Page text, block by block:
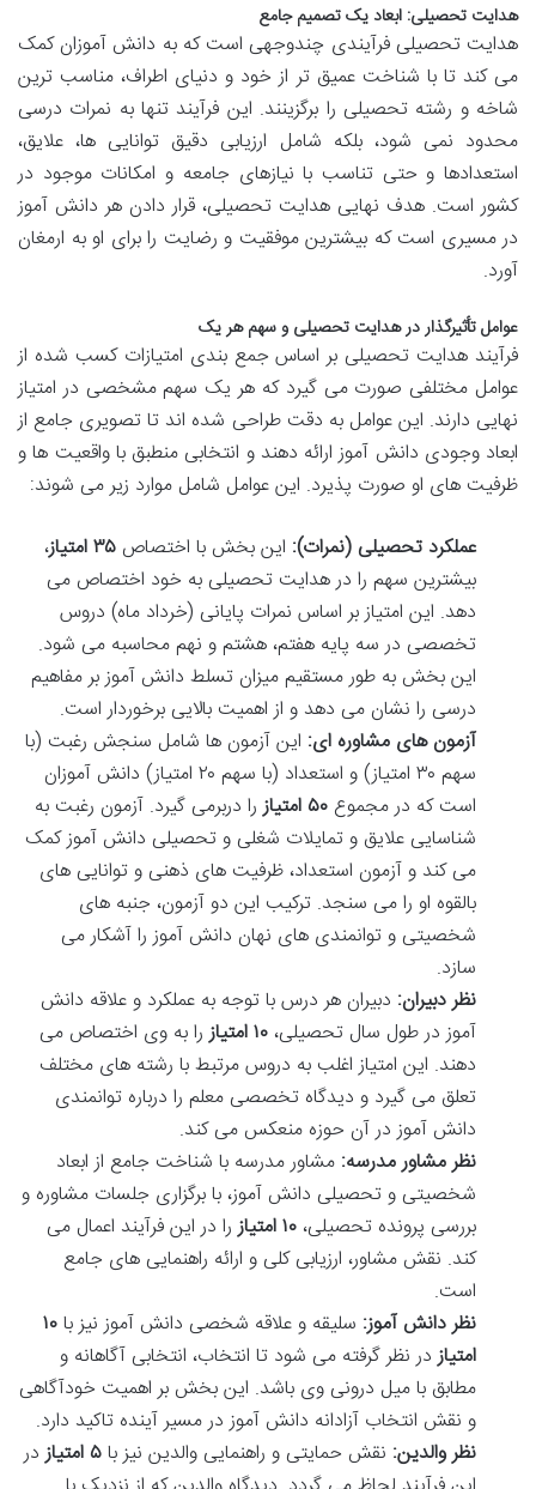
هدایت تحصیلی: ابعاد یک تصمیم جامع
هدایت تحصیلی فرآیندی چندوجهی است که به دانش آموزان کمک
می کند تا با شناخت عمیق تر از خود و دنیای اطراف، مناسب ترین
شاخه و رشته تحصیلی را برگزینند. این فرآیند تنها به نمرات درسی
محدود نمی شود، بلکه شامل ارزیابی دقیق توانایی ها، علایق،
استعدادها و حتی تناسب با نیازهای جامعه و امکانات موجود در
کشور است. هدف نهایی هدایت تحصیلی، قرار دادن هر دانش آموز
در مسیری است که بیشترین موفقیت و رضایت را برای او به ارمغان
آورد.
عوامل تأثیرگذار در هدایت تحصیلی و سهم هر یک
فرآیند هدایت تحصیلی بر اساس جمع بندی امتیازات کسب شده از
عوامل مختلفی صورت می گیرد که هر یک سهم مشخصی در امتیاز
نهایی دارند. این عوامل به دقت طراحی شده اند تا تصویری جامع از
ابعاد وجودی دانش آموز ارائه دهند و انتخابی منطبق با واقعیت ها و
ظرفیت های او صورت پذیرد. این عوامل شامل موارد زیر می شوند:
عملکرد تحصیلی (نمرات): این بخش با اختصاص ۳۵ امتیاز
،
بیشترین سهم را در هدایت تحصیلی به خود اختصاص می
دهد. این امتیاز بر اساس نمرات پایانی (خرداد ماه) دروس
تخصصی در سه پایه هفتم، هشتم و نهم محاسبه می شود.
این بخش به طور مستقیم میزان تسلط دانش آموز بر مفاهیم
درسی را نشان می دهد و از اهمیت بالایی برخوردار است.
آزمون های مشاوره ای: این آزمون ها شامل سنجش رغبت (با
سهم ۳۰ امتیاز) و استعداد (با سهم ۲۰ امتیاز) دانش آموزان
است که در مجموع ۵۰ امتیاز
را دربرمی گیرد. آزمون رغبت به
شناسایی علایق و تمایلات شغلی و تحصیلی دانش آموز کمک
می کند و آزمون استعداد، ظرفیت های ذهنی و توانایی های
بالقوه او را می سنجد. ترکیب این دو آزمون، جنبه های
شخصیتی و توانمندی های نهان دانش آموز را آشکار می
سازد.
نظر دبیران: دبیران هر درس با توجه به عملکرد و علاقه دانش
آموز در طول سال تحصیلی، ۱۰ امتیاز
را به وی اختصاص می
دهند. این امتیاز اغلب به دروس مرتبط با رشته های مختلف
تعلق می گیرد و دیدگاه تخصصی معلم را درباره توانمندی
دانش آموز در آن حوزه منعکس می کند.
نظر مشاور مدرسه: مشاور مدرسه با شناخت جامع از ابعاد
شخصیتی و تحصیلی دانش آموز، با برگزاری جلسات مشاوره و
بررسی پرونده تحصیلی، ۱۰ امتیاز
را در این فرآیند اعمال می
کند. نقش مشاور، ارزیابی کلی و ارائه راهنمایی های جامع
است.
نظر دانش آموز: سلیقه و علاقه شخصی دانش آموز نیز با۱۰
امتیازدر نظر گرفته می شود تا انتخاب، انتخابی آگاهانه و
مطابق با میل درونی وی باشد. این بخش بر اهمیت خودآگاهی
و نقش انتخاب آزادانه دانش آموز در مسیر آینده تاکید دارد.
نظر والدین: نقش حمایتی و راهنمایی والدین نیز با۵ امتیاز
در